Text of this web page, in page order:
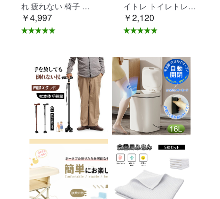
れ 疲れない 椅子 白
ホワイト デスクチェ
ア 疲れにくい 学習椅
学習チェア オフィス
チェア パソコンチェ
ア ベロア調 インテリ
ア 椅子 イス 在宅ワ
ーク アシェル ブリリ
アント C-56
￥4,997
イトレ トイレトレー
ニング トイレ 練習
折りたたみ おまる 補
供用 便座 トイレ補助
踏み台 男の子 女の子
子供 子ども トイトレ
送料無料 ステップ ス
テップ台 トイレ D-2
8
￥2,120